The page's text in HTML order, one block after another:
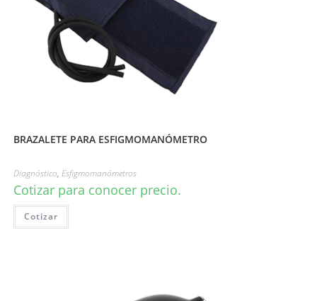
BRAZALETE PARA ESFIGMOMANÓMETRO
Diagnóstico, Esfigmomanómetros
Cotizar para conocer precio.
Cotizar